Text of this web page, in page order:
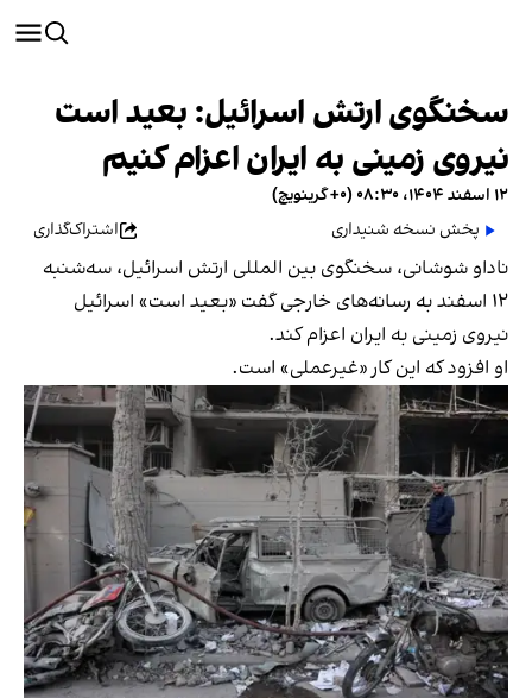
سخنگوی ارتش اسرائیل: بعید است
نیروی زمینی به ایران اعزام کنیم
۱۲ اسفند ۱۴۰۴، ۰۸:۳۰ (‎+۰ گرینویچ)
پخش نسخه شنیداری
اشتراک‌گذاری
ناداو شوشانی، سخنگوی بین المللی ارتش اسرائیل، سه‌شنبه
۱۲ اسفند به رسانه‌های خارجی گفت «بعید است» اسرائیل
نیروی زمینی به ایران اعزام کند.
او افزود که این کار «غیرعملی» است.